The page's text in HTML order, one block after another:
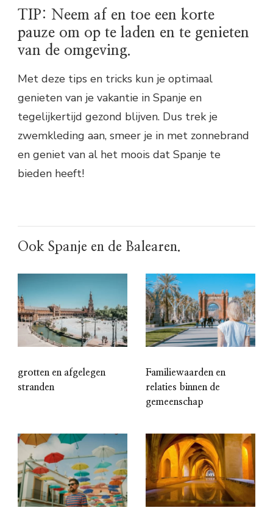
TIP: Neem af en toe een korte
pauze om op te laden en te genieten
van de omgeving.
Met deze tips en tricks kun je optimaal
genieten van je vakantie in Spanje en
tegelijkertijd gezond blijven. Dus trek je
zwemkleding aan, smeer je in met zonnebrand
en geniet van al het moois dat Spanje te
bieden heeft!
Ook Spanje en de Balearen.
grotten en afgelegen
stranden
Familiewaarden en
relaties binnen de
gemeenschap